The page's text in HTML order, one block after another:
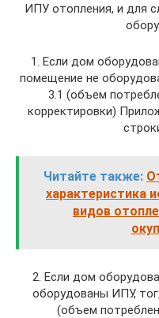
ИПУ отопления, и для
1. Если дом
помещение не
3.1 (объем
корректировки)
Читайте также:
характеристика
видов
2. Если дом
оборудованы ИПУ,
(объем